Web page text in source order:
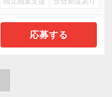
る方
戦したい方
たい方
＞
の高い案件あり
る環境応募する